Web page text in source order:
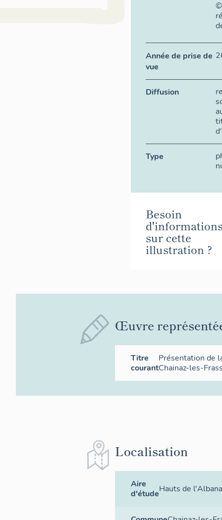
©
Année de prise de
vue
Diffusion
Type
Besoin
sur cette
illustration ?
Œuvre
Titre
courant
Présentation de
Chainaz-les-
Localisation
Aire
d'étudeHauts de